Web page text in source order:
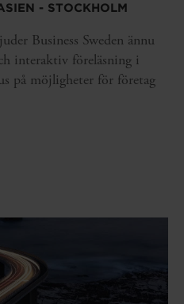
- STOCKHOLM
Business Sweden ännu
interaktiv föreläsning i
på möjligheter för företag